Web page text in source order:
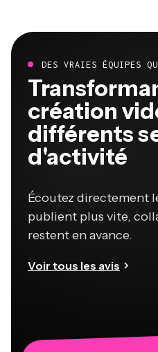
DES VRAIES ÉQUIPES
création
différents
d'activité
Écoutez directement
publient plus vite,
restent en avance.
Voir tous les avis